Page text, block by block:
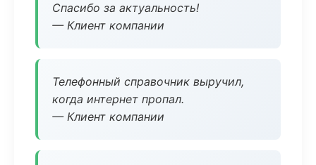
Спасибо за актуальность!
— Клиент компании
Телефонный справочник выручил,
когда интернет пропал.
— Клиент компании